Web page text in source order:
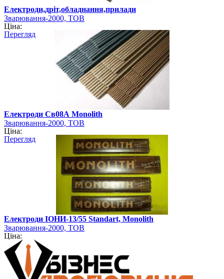
Електроди,дріт,обладнання,прилади
Зварювання-2000, ТОВ
Ціна:
Перегляд
Електроди Св08А Monolith
Зварювання-2000, ТОВ
Ціна:
Перегляд
Електроди ІОНИ-13/55 Standart, Monolith
Зварювання-2000, ТОВ
Ціна: